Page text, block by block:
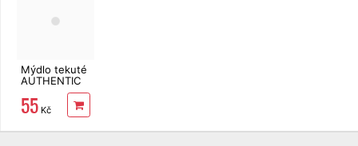
Mýdlo tekuté
AUTHENTIC
Watermelon
400 ml
55 Kč